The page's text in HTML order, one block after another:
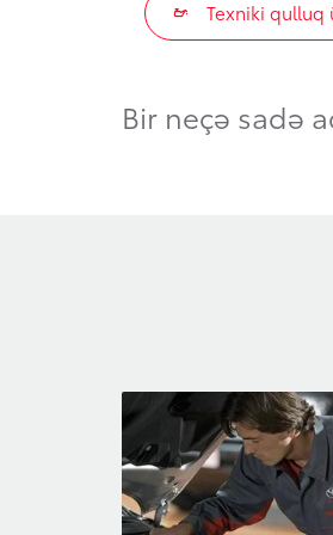
Texniki qulluq
Bir neçə sadə